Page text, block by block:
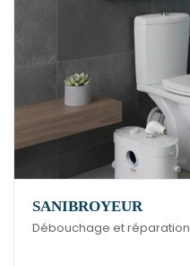
SANIBROYEUR
Débouchage et réparation